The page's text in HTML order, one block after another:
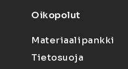
Oikopolut
Materiaalipankki
Tietosuoja